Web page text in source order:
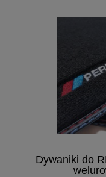
Dywaniki do